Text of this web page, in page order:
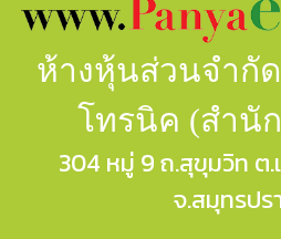
ห้างหุ้นส่วนจำกั
โทรนิค (สำนั
304 หมู่ 9 ถ.สุขุมวิท ต.
จ.สมุทรปร